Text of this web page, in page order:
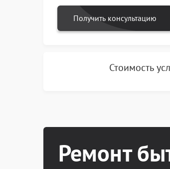
Получить консультацию
Стоимость
Ремонт